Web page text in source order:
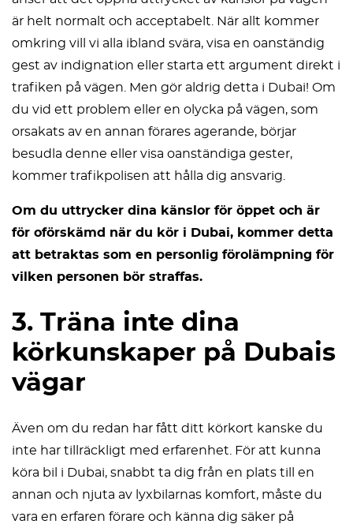
är helt normalt och acceptabelt. När allt kommer
omkring vill vi alla ibland svära, visa en oanständig
gest av indignation eller starta ett argument direkt i
trafiken på vägen. Men gör aldrig detta i Dubai! Om
du vid ett problem eller en olycka på vägen, som
orsakats av en annan förares agerande, börjar
besudla denne eller visa oanständiga gester,
kommer trafikpolisen att hålla dig ansvarig.
Om du uttrycker dina känslor för öppet och är
för oförskämd när du kör i Dubai, kommer detta
att betraktas som en personlig förolämpning för
vilken personen bör straffas.
3. Träna inte dina
körkunskaper på Dubais
vägar
Även om du redan har fått ditt körkort kanske du
inte har tillräckligt med erfarenhet. För att kunna
köra bil i Dubai, snabbt ta dig från en plats till en
annan och njuta av lyxbilarnas komfort, måste du
vara en erfaren förare och känna dig säker på